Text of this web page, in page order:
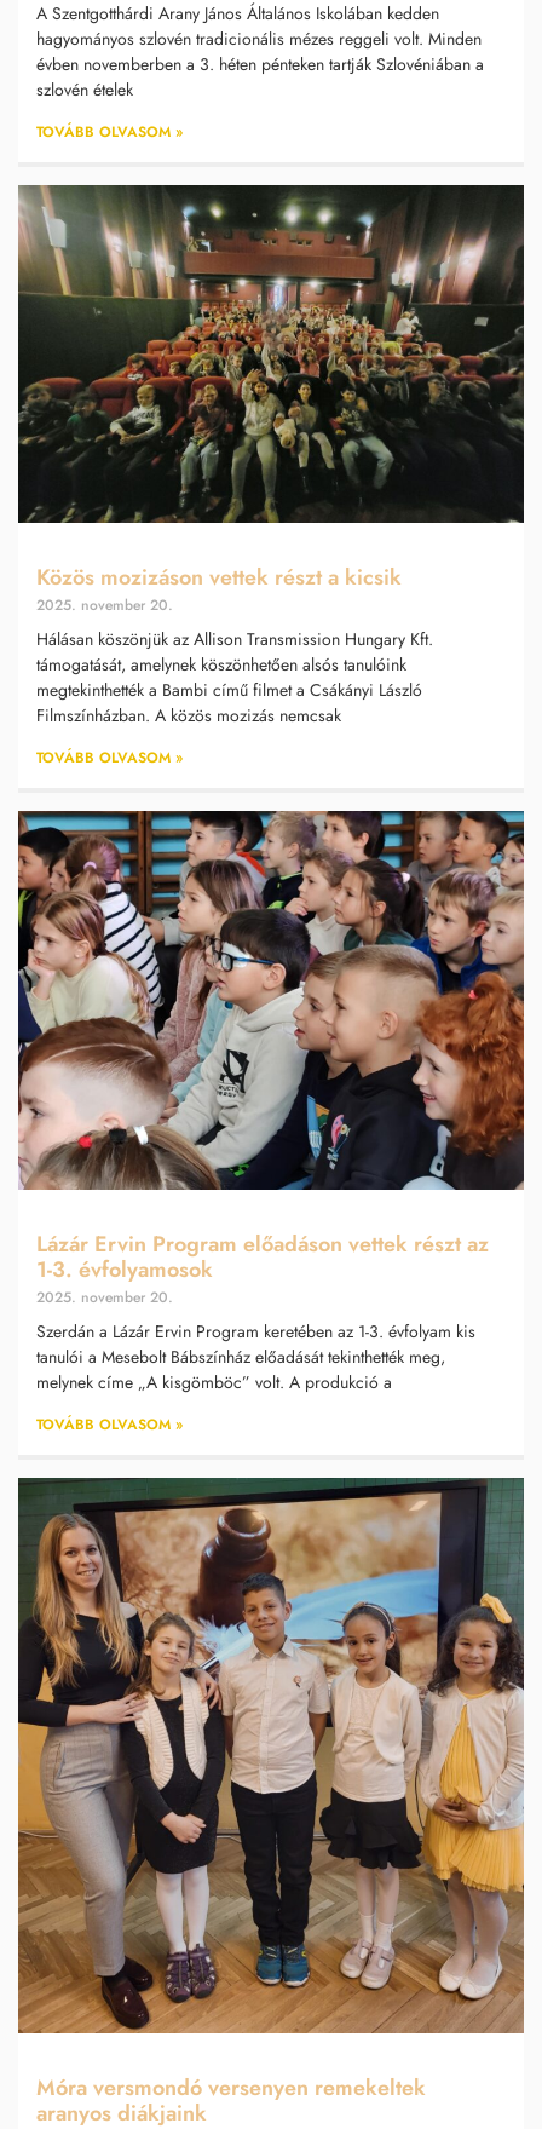
A Szentgotthárdi Arany János Általános Iskolában kedden
hagyományos szlovén tradicionális mézes reggeli volt. Minden
évben novemberben a 3. héten pénteken tartják Szlovéniában a
szlovén ételek
TOVÁBB OLVASOM »
Közös mozizáson vettek részt a kicsik
2025. november 20.
Hálásan köszönjük az Allison Transmission Hungary Kft.
támogatását, amelynek köszönhetően alsós tanulóink
megtekinthették a Bambi című filmet a Csákányi László
Filmszínházban. A közös mozizás nemcsak
TOVÁBB OLVASOM »
Lázár Ervin Program előadáson vettek részt az
1-3. évfolyamosok
2025. november 20.
Szerdán a Lázár Ervin Program keretében az 1-3. évfolyam kis
tanulói a Mesebolt Bábszínház előadását tekinthették meg,
melynek címe „A kisgömböc” volt. A produkció a
TOVÁBB OLVASOM »
Móra versmondó versenyen remekeltek
aranyos diákjaink